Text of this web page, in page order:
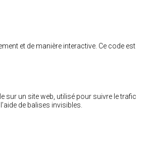
et de manière interactive. Ce code est
sur un site web, utilisé pour suivre le trafic
de balises invisibles.